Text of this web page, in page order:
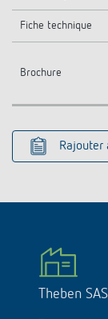
Fiche technique
Brochure
Rajouter
Theben SAS